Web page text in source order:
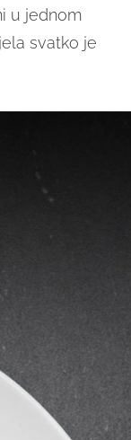
u jednom
svatko je